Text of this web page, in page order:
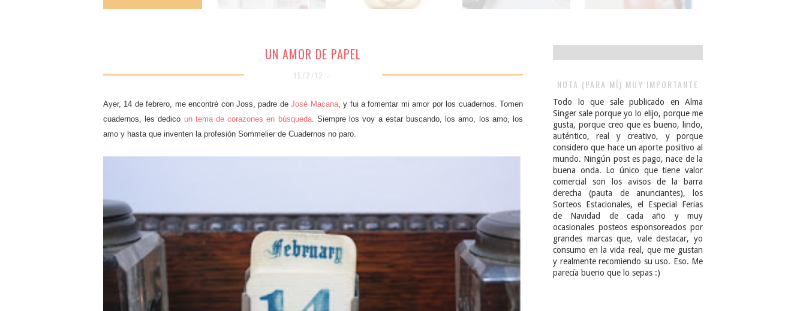
UN AMOR DE PAPEL
15/2/12 -
Ayer, 14 de febrero, me encontré con Joss, padre deJosé Macana, y fui a fomentar mi amor por los cuadernos. Tomen
cuadernos, les dedico un tema de corazones en búsqueda. Siempre los voy a estar buscando, los amo, los amo, los
amo y hasta que inventen la profesión Sommelier de Cuadernos no paro.
NOTA (PARA MÍ) MUY IMPORTANTE
Todo lo que sale publicado en Alma
Singer sale porque yo lo elijo, porque me
gusta, porque creo que es bueno, lindo,
auténtico, real y creativo, y porque
considero que hace un aporte positivo al
mundo. Ningún post es pago, nace de la
buena onda. Lo único que tiene valor
comercial son los avisos de la barra
derecha (pauta de anunciantes), los
Sorteos Estacionales, el Especial Ferias
de Navidad de cada año y muy
ocasionales posteos esponsoreados por
grandes marcas que, vale destacar, yo
consumo en la vida real, que me gustan
y realmente recomiendo su uso. Eso. Me
parecía bueno que lo sepas :)